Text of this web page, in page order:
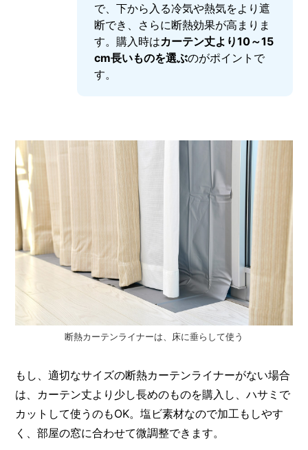
で、下から入る冷気や熱気をより遮
断でき、さらに断熱効果が高まりま
す。購入時はカーテン丈より10～15
cm長いものを選ぶのがポイントで
す。
断熱カーテンライナーは、床に垂らして使う
もし、適切なサイズの断熱カーテンライナーがない場合
は、カーテン丈より少し長めのものを購入し、ハサミで
カットして使うのもOK。塩ビ素材なので加工もしやす
く、部屋の窓に合わせて微調整できます。